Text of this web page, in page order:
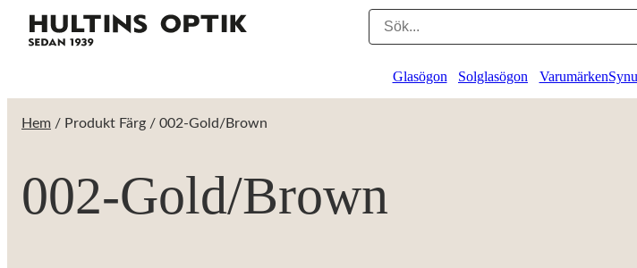
Glasögon Solglasögon Varumärken
Hem / Produkt Färg / 002-Gold/Brown
002-Gold/Brown